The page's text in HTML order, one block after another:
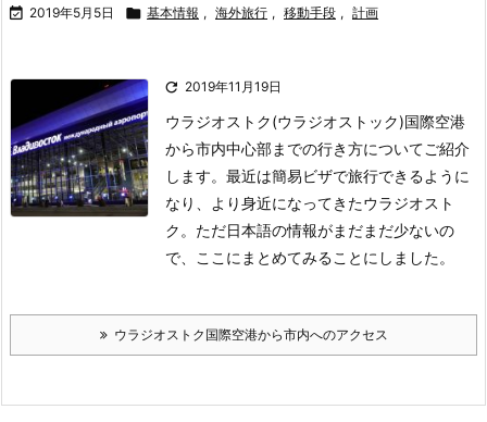
 2019年5月5日  基本情報 , 海外旅行 , 移動手段 , 計画
 2019年11月19日
ウラジオストク(ウラジオストック)国際空港
から市内中心部までの行き方についてご紹介
します。 最近は簡易ビザで旅行できるように
なり、より身近になってきたウラジオスト
ク。ただ日本語の情報がまだまだ少ないの
で、ここにまとめてみることにしました。
ウラジオストク国際空港から市内へのアクセス